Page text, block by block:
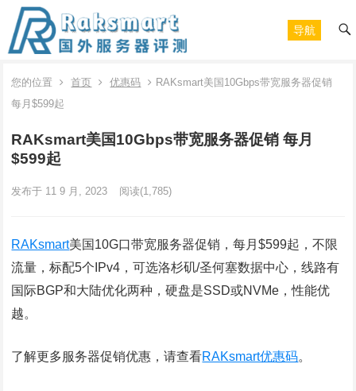
导航
您的位置 首页 优惠码
RAKsmart美国10Gbps带宽服务器促销
每月$599起
RAKsmart美国10Gbps带宽服务器促销 每月
$599起
发布于 11 9 月, 2023 阅读(1,785)
RAKsmart美国10G口带宽服务器促销，每月$599起，不限
流量，标配5个IPv4，可选洛杉矶/圣何塞数据中心，线路有
国际BGP和大陆优化两种，硬盘是SSD或NVMe，性能优
越。
了解更多服务器促销优惠，请查看RAKsmart优惠码。